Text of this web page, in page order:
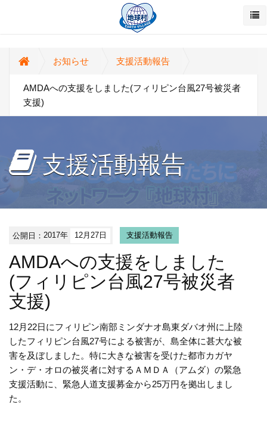
お知らせ 支援活動報告
AMDAへの支援をしました(フィリピン台風27号被災者
支援)
支援活動報告
公開日：2017年 12月27日 支援活動報告
AMDAへの支援をしました
(フィリピン台風27号被災者
支援)
12月22日にフィリピン南部ミンダナオ島東ダバオ州に上陸
したフィリピン台風27号による被害が、島全体に甚大な被
害を及ぼしました。特に大きな被害を受けた都市カガヤ
ン・デ・オロの被災者に対するＡＭＤＡ（アムダ）の緊急
支援活動に、緊急人道支援募金から25万円を拠出しまし
た。